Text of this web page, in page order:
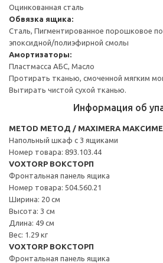
Оцинкованная сталь
Обвязка ящика:
Сталь, Пигментированное порошковое
эпоксидной/полиэфирной смолы
Амортизаторы:
Пластмасса АБС, Масло
Протирать тканью, смоченной мягким
Вытирать чистой сухой тканью.
Информация об
METOD МЕТОД / MAXIMERA
Напольный шкаф с 3 ящиками
Номер товара: 893.103.44
VOXTORP ВОКСТОРП
Фронтальная панель ящика
Номер товара: 504.560.21
Ширина: 20 см
Высота: 3 см
Длина: 49 см
Вес: 1.29 кг
VOXTORP ВОКСТОРП
Фронтальная панель ящика